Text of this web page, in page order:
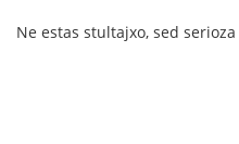
Ne estas stultajxo, sed